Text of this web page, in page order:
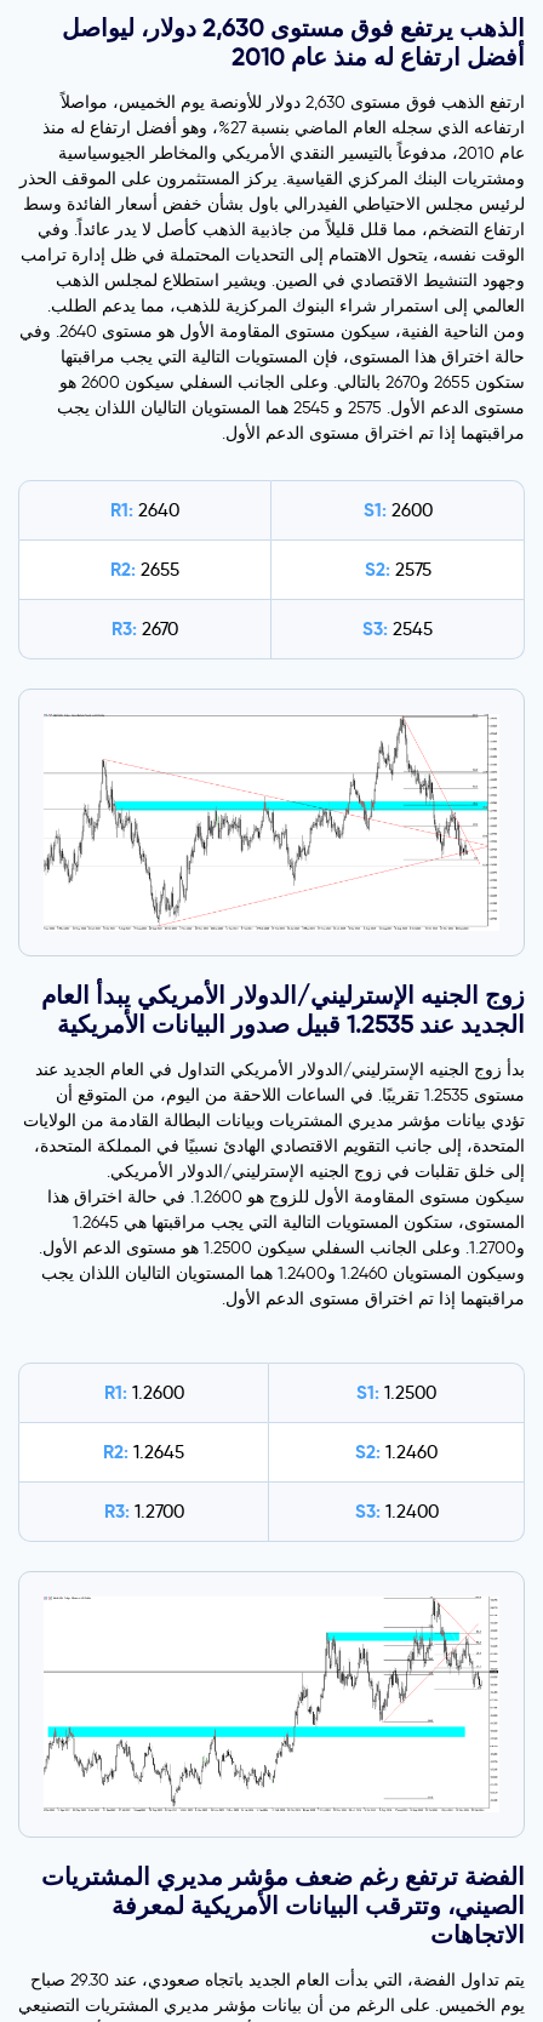
الذهب يرتفع فوق مستوى 2,630 دولار، ليواصل
أفضل ارتفاع له منذ عام 2010
ارتفع الذهب فوق مستوى 2,630 دولار للأونصة يوم الخميس، مواصلاً
ارتفاعه الذي سجله العام الماضي بنسبة 27%، وهو أفضل ارتفاع له منذ
عام 2010، مدفوعاً بالتيسير النقدي الأمريكي والمخاطر الجيوسياسية
ومشتريات البنك المركزي القياسية. يركز المستثمرون على الموقف الحذر
لرئيس مجلس الاحتياطي الفيدرالي باول بشأن خفض أسعار الفائدة وسط
ارتفاع التضخم، مما قلل قليلاً من جاذبية الذهب كأصل لا يدر عائداً. وفي
الوقت نفسه، يتحول الاهتمام إلى التحديات المحتملة في ظل إدارة ترامب
وجهود التنشيط الاقتصادي في الصين. ويشير استطلاع لمجلس الذهب
العالمي إلى استمرار شراء البنوك المركزية للذهب، مما يدعم الطلب.
ومن الناحية الفنية، سيكون مستوى المقاومة الأول هو مستوى 2640. وفي
حالة اختراق هذا المستوى، فإن المستويات التالية التي يجب مراقبتها
ستكون 2655 و2670 بالتالي. وعلى الجانب السفلي سيكون 2600 هو
مستوى الدعم الأول. 2575 و 2545 هما المستويان التاليان اللذان يجب
مراقبتهما إذا تم اختراق مستوى الدعم الأول.
R1: 2640 S1: 2600
R2: 2655 S2: 2575
R3: 2670 S3: 2545
زوج الجنيه الإسترليني/الدولار الأمريكي يبدأ العام
الجديد عند 1.2535 قبيل صدور البيانات الأمريكية
بدأ زوج الجنيه الإسترليني/الدولار الأمريكي التداول في العام الجديد عند
مستوى 1.2535 تقريبًا. في الساعات اللاحقة من اليوم، من المتوقع أن
تؤدي بيانات مؤشر مديري المشتريات وبيانات البطالة القادمة من الولايات
المتحدة، إلى جانب التقويم الاقتصادي الهادئ نسبيًا في المملكة المتحدة،
إلى خلق تقلبات في زوج الجنيه الإسترليني/الدولار الأمريكي.
سيكون مستوى المقاومة الأول للزوج هو 1.2600. في حالة اختراق هذا
المستوى، ستكون المستويات التالية التي يجب مراقبتها هي 1.2645
و1.2700. وعلى الجانب السفلي سيكون 1.2500 هو مستوى الدعم الأول.
وسيكون المستويان 1.2460 و1.2400 هما المستويان التاليان اللذان يجب
مراقبتهما إذا تم اختراق مستوى الدعم الأول.
R1: 1.2600 S1: 1.2500
R2: 1.2645 S2: 1.2460
R3: 1.2700 S3: 1.2400
الفضة ترتفع رغم ضعف مؤشر مديري المشتريات
الصيني، وتترقب البيانات الأمريكية لمعرفة
الاتجاهات
يتم تداول الفضة، التي بدأت العام الجديد باتجاه صعودي، عند 29.30 صباح
يوم الخميس. على الرغم من أن بيانات مؤشر مديري المشتريات التصنيعي